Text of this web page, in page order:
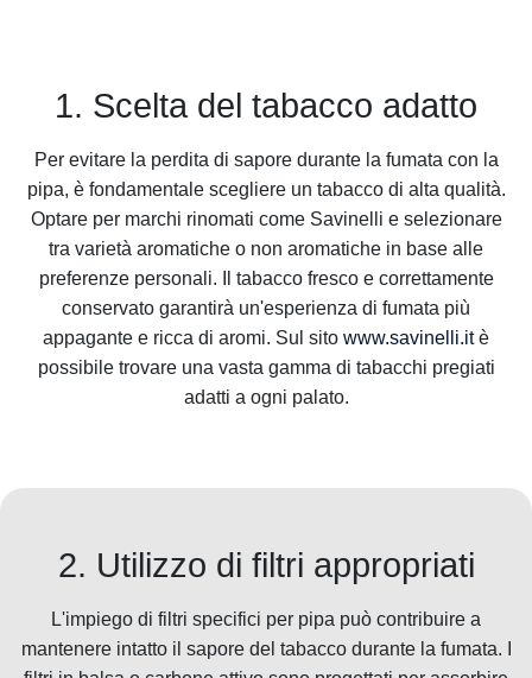
1. Scelta del tabacco adatto
Per evitare la perdita di sapore durante la fumata con la
pipa, è fondamentale scegliere un tabacco di alta qualità.
Optare per marchi rinomati come Savinelli e selezionare
tra varietà aromatiche o non aromatiche in base alle
preferenze personali. Il tabacco fresco e correttamente
conservato garantirà un'esperienza di fumata più
appagante e ricca di aromi. Sul sito www.savinelli.itè
possibile trovare una vasta gamma di tabacchi pregiati
adatti a ogni palato.
2. Utilizzo di filtri appropriati
L'impiego di filtri specifici per pipa può contribuire a
mantenere intatto il sapore del tabacco durante la fumata. I